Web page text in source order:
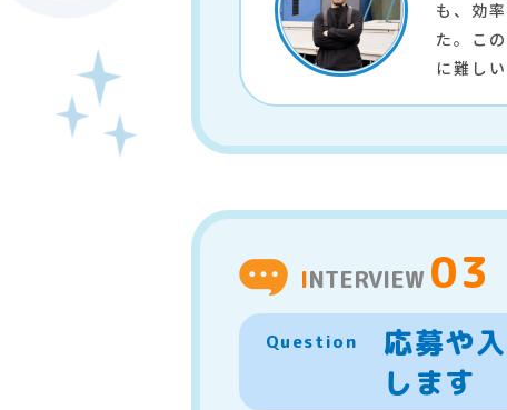
も、効
た。こ
に難し
INTERVIEW 03
Question
応募や
します